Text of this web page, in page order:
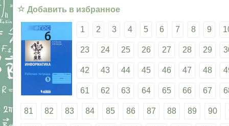
☆ Добавить в избранное
1 2 3 4 5 6 7 8 9
23 24 25 26 27 28 29
42 43 44 45 46 47 48
61 62 63 64 65 66 67
81 82 83 84 85 86 87 88 89 90